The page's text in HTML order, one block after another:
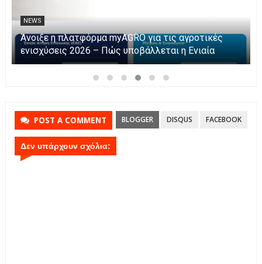
NEWS
Η Καινοτομία στα ταξίδια μόνο στο Skarpos Tours
Parga
POST A COMMENT BLOGGER DISQUS FACEBOOK
Δεν υπάρχουν σχόλια: